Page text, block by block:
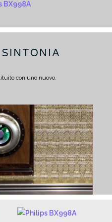
con uno nuovo.